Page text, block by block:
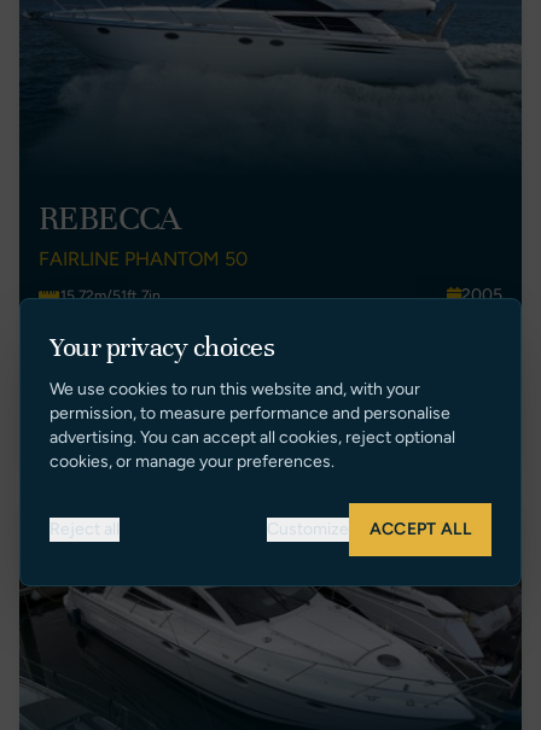
REBECCA
FAIRLINE PHANTOM 50
15.72m/51ft 7in
2005
€ 275,000 EUR Tax Paid
VER ANUNCIO
Reducción de Precio
Your privacy choices
We use cookies to run this website and, with your
permission, to measure performance and personalise
advertising. You can accept all cookies, reject optional
cookies, or manage your preferences.
Reject all Customize ACCEPT ALL